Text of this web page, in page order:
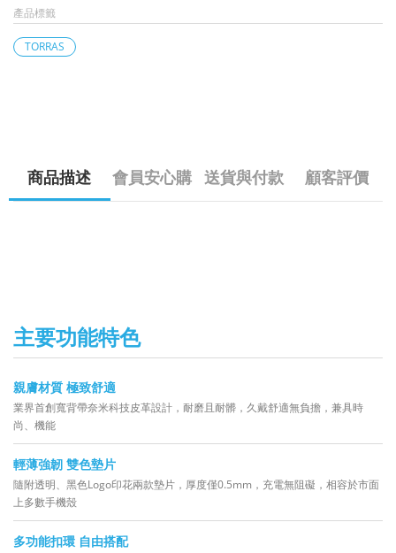
產品標籤
TORRAS
商品描述 會員安心購 送貨與付款 顧客評價
主要功能特色
親膚材質 極致舒適
業界首創寬背帶奈米科技皮革設計，耐磨且耐髒，久戴舒適無負擔，兼具時
尚、機能
輕薄強韌 雙色墊片
隨附透明、黑色Logo印花兩款墊片，厚度僅0.5mm，充電無阻礙，相容於市面
上多數手機殼
多功能扣環 自由搭配